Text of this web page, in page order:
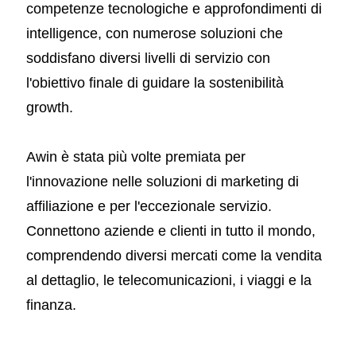
competenze tecnologiche e approfondimenti di
intelligence, con numerose soluzioni che
soddisfano diversi livelli di servizio con
l'obiettivo finale di guidare la sostenibilità
growth.
Awin è stata più volte premiata per
l'innovazione nelle soluzioni di marketing di
affiliazione e per l'eccezionale servizio.
Connettono aziende e clienti in tutto il mondo,
comprendendo diversi mercati come la vendita
al dettaglio, le telecomunicazioni, i viaggi e la
finanza.